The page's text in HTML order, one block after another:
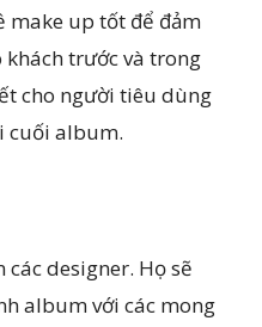
make up tốt để đảm
trước và trong
cho người tiêu dùng
cuối album.
designer. Họ sẽ
album với các mong